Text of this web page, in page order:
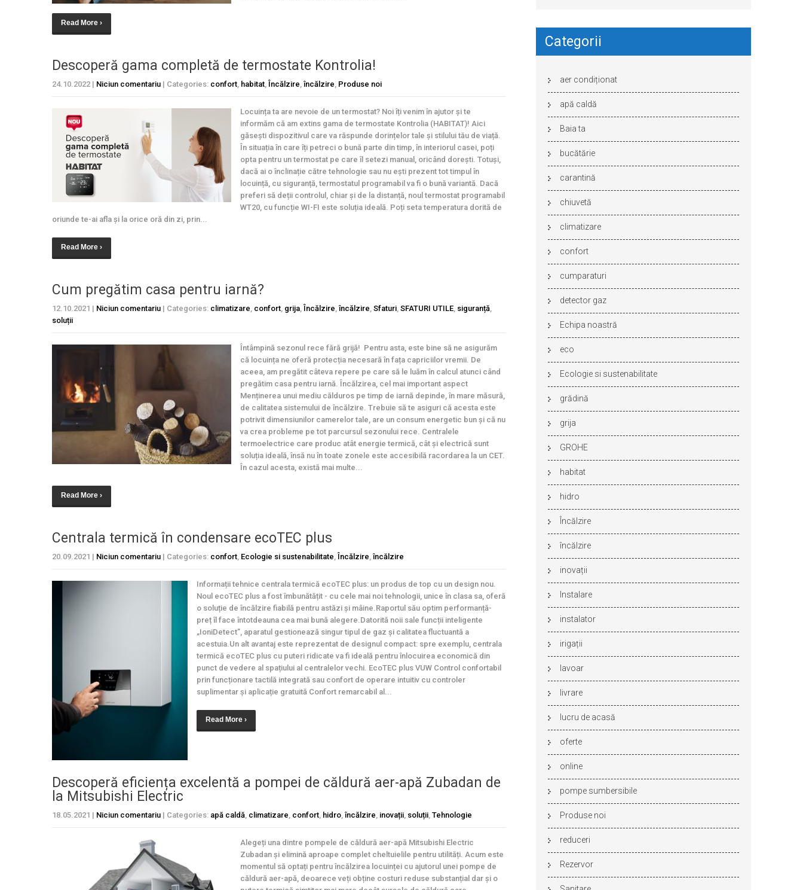
Read More ›
Descoperă gama completă de termostate Kontrolia!
24.10.2022 | Niciun comentariu | Categories: confort, habitat, Încălzire,încălzire, Produse noi
Locuința ta are nevoie de un termostat? Noi îți venim în ajutor și te
informăm că am extins gama de termostate Kontrolia (HABITAT)! Aici
găsești dispozitivul care va răspunde dorințelor tale și stilului tău de viață.
În situația în care îți petreci o bună parte din timp, în interiorul casei, poți
opta pentru un termostat pe care îl setezi manual, oricând dorești. Totuși,
dacă ai o înclinație către tehnologie sau nu ești prezent tot timpul în
locuință, cu siguranță, termostatul programabil va fi o bună variantă. Dacă
preferi să deții controlul, chiar și de la distanță, noul termostat programabil
WT20, cu funcție WI-FI este soluția ideală. Poți seta temperatura dorită de
oriunde te-ai afla și la orice oră din zi, prin...
Read More ›
Cum pregătim casa pentru iarnă?
12.10.2021 | Niciun comentariu | Categories: climatizare, confort, grija, Încălzire,încălzire, Sfaturi, SFATURI UTILE, siguranță,
soluții
Întâmpină sezonul rece fără grijă! Pentru asta, este bine să ne asigurăm
că locuința ne oferă protecția necesară în fața capriciilor vremii. De
aceea, am pregătit câteva repere pe care să le luăm în calcul atunci când
pregătim casa pentru iarnă. Încălzirea, cel mai important aspect
Menținerea unui mediu călduros pe timp de iarnă depinde, în mare măsură,
de calitatea sistemului de încălzire. Trebuie să te asiguri că acesta este
potrivit dimensiunilor camerelor tale, are un consum energetic bun și că nu
va crea probleme pe tot parcursul sezonului rece. Centralele
termoelectrice care produc atât energie termică, cât și electrică sunt
soluția ideală, însă nu în toate zonele este accesibilă racordarea la un CET.
În cazul acesta, există mai multe...
Read More ›
Centrala termică în condensare ecoTEC plus
20.09.2021 | Niciun comentariu | Categories: confort, Ecologie si sustenabilitate, Încălzire,încălzire
Informații tehnice centrala termică ecoTEC plus: un produs de top cu un design nou.
Noul ecoTEC plus a fost îmbunătățit - cu cele mai noi tehnologii, unice în clasa sa, oferă
o soluție de încălzire fiabilă pentru astăzi și mâine.Raportul său optim performanță-
preț îl face întotdeauna cea mai bună alegere.Datorită noii sale funcții inteligente
„IoniDetect”, aparatul gestionează singur tipul de gaz și calitatea fluctuantă a
acestuia.Un alt avantaj este reprezentat de designul compact: spre exemplu, centrala
termică ecoTEC plus cu puteri ridicate va fi ideală pentru înlocuirea economică din
punct de vedere al spațiului al centralelor vechi. EcoTEC plus VUW Control confortabil
prin funcționare tactilă integrată sau confort de operare intuitiv cu controler
suplimentar și aplicație gratuită Confort remarcabil al...
Read More ›
Descoperă eficiența excelentă a pompei de căldură aer-apă Zubadan de
la Mitsubishi Electric
18.05.2021 | Niciun comentariu | Categories: apă caldă, climatizare, confort, hidro,încălzire, inovații, soluții, Tehnologie
Alegeți una dintre pompele de căldură aer-apă Mitsubishi Electric
Zubadan și elimină aproape complet cheltuielile pentru utilități. Acum este
momentul să optați pentru încălzirea locuinței cu ajutorul unei pompe de
căldură aer-apă, deoarece veți obține costuri reduse substanțial dar și o
Categorii
aer condiționat
apă caldă
Baia ta
bucătărie
carantină
chiuvetă
climatizare
confort
cumparaturi
detector gaz
Echipa noastră
eco
Ecologie si sustenabilitate
grădină
grija
GROHE
habitat
hidro
Încălzire
încălzire
inovații
Instalare
instalator
irigații
lavoar
livrare
lucru de acasă
oferte
online
pompe sumbersibile
Produse noi
reduceri
Rezervor